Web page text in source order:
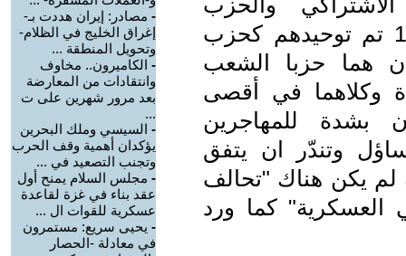
الشيوعي الدنماركي، وفي عام 1991 تم توحيدهم كحزب
هما حزبا الشعب
وكلاهما في أقصى
بشدة للمهاجرين
وتندّر ان يتفق
لم يكن هناك "تحالف
العسكرية" كما ورد
- مصادر: إيران هددت بـ-
إغراق الخليج في الظلام-
وتحويل المنطقة ...
- الكاميرون.. مخاوف
وانتقادات من المعارضة
بعد مرور شهرين على ت
...
- السيسي وملك البحرين
يؤكدان أهمية وقف الحرب
وتجنب التصعيد في ...
- مجلس السلام يمنح أول
عقد بناء في غزة لقاعدة
عسكرية للقوات ال ...
- يحيى سريع: مستمرون
في معادلة -الحصار